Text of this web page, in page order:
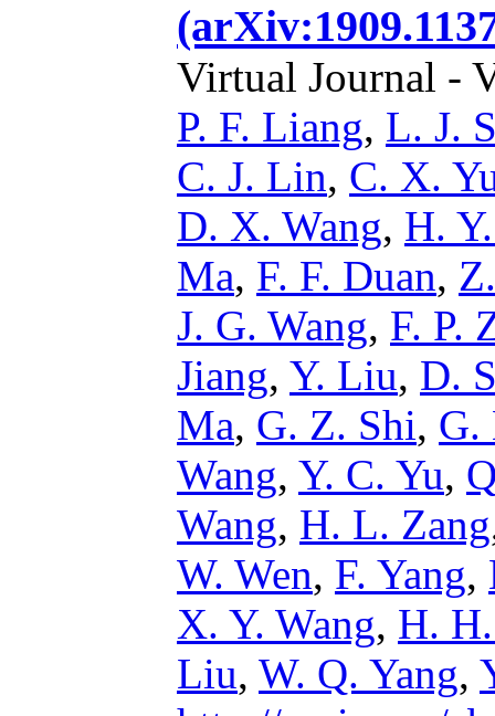
Virtual Journal -
P. F. Liang, L. J.
C. J. Lin, C. X.
D. X. Wang, H.
Ma, F. F. Duan,
J. G. Wang, F. P.
Jiang, Y. Liu, D.
Ma, G. Z. Shi, G.
Wang, Y. C. Yu,
Wang, H. L. Zang
W. Wen, F. Yang,
X. Y. Wang, H.
Liu, W. Q. Yang,